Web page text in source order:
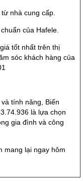
nhà cung cấp.
của Hafele.
tốt nhất trên thị
sóc khách hàng của
tính năng, Biến
là lựa chọn
gia đình và công
mang lại ngay hôm